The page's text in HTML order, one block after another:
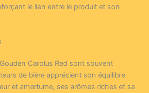
le lien entre le produit et son
Carolus Red sont souvent
de bière apprécient son équilibre
et amertume, ses arômes riches et sa